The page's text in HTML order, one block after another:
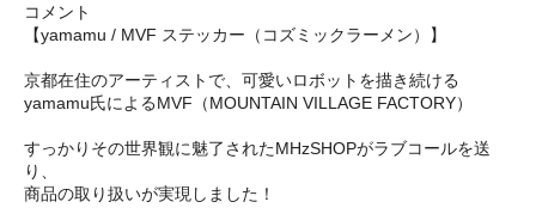
コメント
【yamamu / MVF ステッカー（コズミックラーメン）】
京都在住のアーティストで、可愛いロボットを描き続ける
yamamu氏によるMVF（MOUNTAIN VILLAGE FACTORY）
すっかりその世界観に魅了されたMHzSHOPがラブコールを送
り、
商品の取り扱いが実現しました！